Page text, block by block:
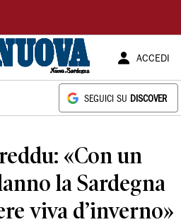
ACCEDI
SEGUICI SU DISCOVER
«Con un
la Sardegna
viva d’inverno»